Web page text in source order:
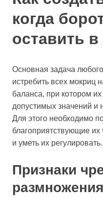
когда
оставить в
Основная задача
истребить всех мокриц
баланса, при котором
допустимых значений и
Для этого необходимо
благоприятствующие
и уметь их регулировать.
Признаки